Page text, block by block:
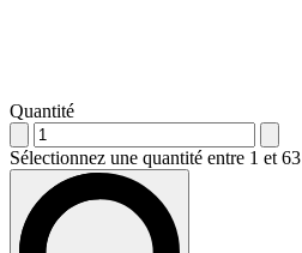
Quantité
Sélectionnez une quantité entre 1 et 63